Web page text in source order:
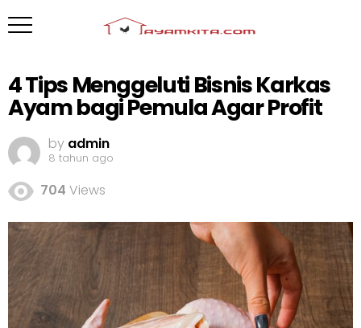
4 Tips Menggeluti Bisnis Karkas
Ayam bagi Pemula Agar Profit
by admin
8 tahun ago
704 Views